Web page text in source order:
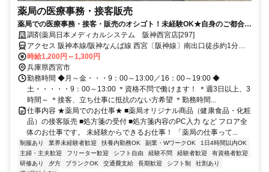
薬局の医療事務・接客販売
薬局での医療事務・接客・販売のオシゴト！未経験OK★自身のご都合に
合わせた働き方が可能です！
調剤薬局日本メディカルシステム 阪神西宮店[297]
アクセス 阪神本線/阪神なんば線 西宮〔阪神線〕南出口徒歩約1分、
連絡バス 西宮〔阪神線〕南出口徒歩約2分、ＪＲ東海道本線 さくら夙
川徒歩約11分 阪神本線 西宮駅前南口 徒歩1分
時給1,200円～1,300円
兵庫県西宮市
勤務時間 ◆月～金・・・9：00～13:00／16：00～19:00 ◆
土・・・・・9：00～13:00 ＊資格不問で働けます！ ＊週3日以上、3
時間～ ＊接客、立ち仕事に抵抗のない方希望 ＊勤務時間...
仕事内容 ★薬局でのお仕事★ ■薬局オリジナル商品（健康食品・化粧
品）の接客販売 ■処方箋の受付 ■処方箋内容のPC入力 など フロア全
体のお仕事です。 未経験からできるお仕事！ 「薬局の仕事って...
制服あり 業界未経験者歓迎 扶養内勤務OK 副業・WワークOK
1日4時間以内OK
主婦・主夫歓迎
フリーター歓迎 シフト自由 経験不問 経験者歓迎
有資格者歓迎
研修あり
夕方 ブランクOK 交通費支給 長期歓迎 シフト制
社割あり